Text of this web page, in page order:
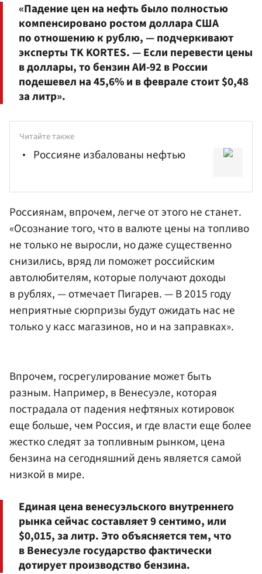
«Падение цен на нефть было полностью
компенсировано ростом доллара США
по отношению к рублю, — подчеркивают
эксперты TK KORTES. — Если перевести цены
в доллары, то бензин АИ-92 в России
подешевел на 45,6% и в феврале стоит $0,48
за литр».
Читайте также
Россияне избалованы нефтью
Россиянам, впрочем, легче от этого не станет.
«Осознание того, что в валюте цены на топливо
не только не выросли, но даже существенно
снизились, вряд ли поможет российским
автолюбителям, которые получают доходы
в рублях, — отмечает Пигарев. — В 2015 году
неприятные сюрпризы будут ожидать нас не
только у касс магазинов, но и на заправках».
Впрочем, госрегулирование может быть
разным. Например, в Венесуэле, которая
пострадала от падения нефтяных котировок
еще больше, чем Россия, и где власти еще более
жестко следят за топливным рынком, цена
бензина на сегодняшний день является самой
низкой в мире.
Единая цена венесуэльского внутреннего
рынка сейчас составляет 9 сентимо, или
$0,015, за литр. Это объясняется тем, что
в Венесуэле государство фактически
дотирует производство бензина.